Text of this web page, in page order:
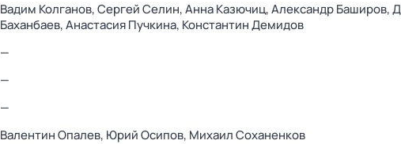
Вадим Колганов,Сергей Селин,Анна Казючиц,Александр Баширов,
Баханбаев,Анастасия Пучкина, Константин Демидов
—
—
—
Валентин Опалев, Юрий Осипов, Михаил Соханенков